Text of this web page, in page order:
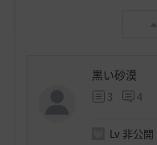
黒い砂漠
3 4
Lv 非公開